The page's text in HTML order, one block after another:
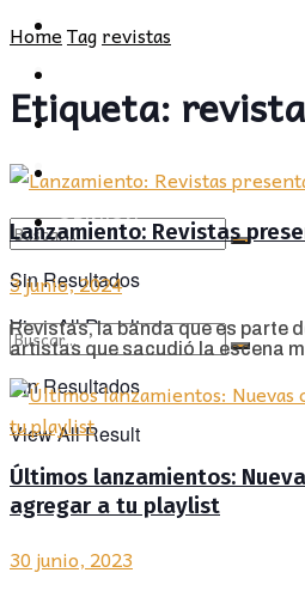
CULTURA
Sin Resultados
View All Result
PROVINCIA
SOCIEDAD
CULTURA
OPINIÓN
Sin Resultados
View All Result
HomeTagrevistas
Etiqueta:
Lanzamiento: Revistas
3 junio, 2024
Revistas, la banda que es parte
artistas que sacudió la escena
Últimos lanzamientos:
agregar a tu playlist
30 junio, 2023